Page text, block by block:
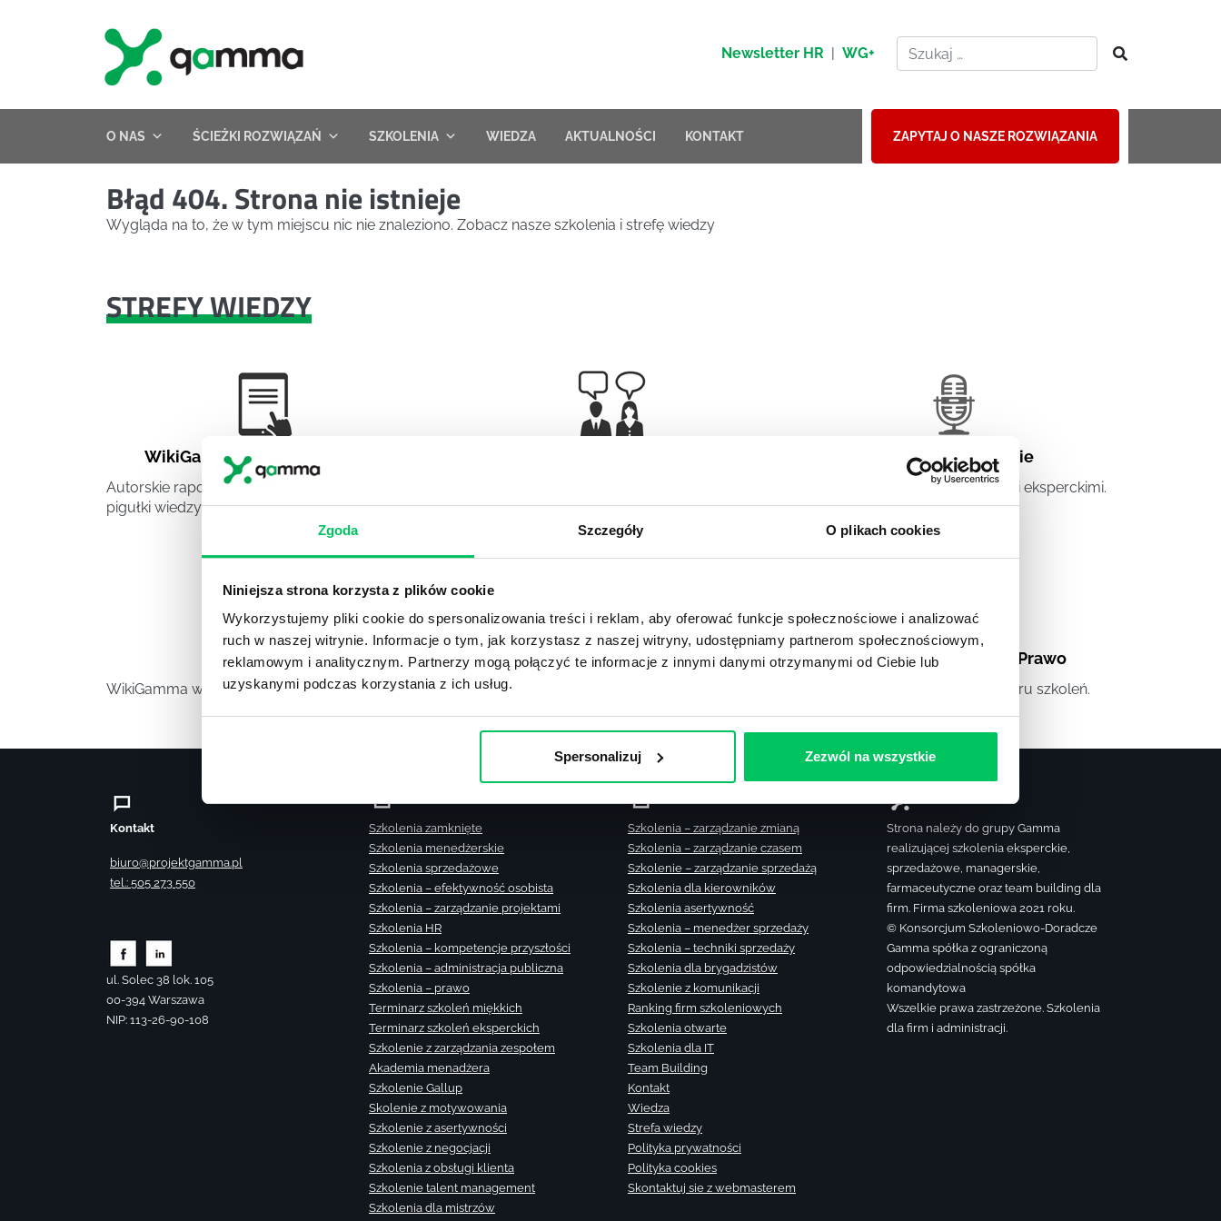
Zgoda Szczegóły O plikach cookies
Niniejsza strona korzysta z plików cookie
Wykorzystujemy pliki cookie do spersonalizowania treści i reklam, aby oferować funkcje społecznościowe i analizować
ruch w naszej witrynie. Informacje o tym, jak korzystasz z naszej witryny, udostępniamy partnerom społecznościowym,
reklamowym i analitycznym. Partnerzy mogą połączyć te informacje z innymi danymi otrzymanymi od Ciebie lub
uzyskanymi podczas korzystania z ich usług.
Spersonalizuj Zezwól na wszystkie
Newsletter HR | WG+
O NAS ŚCIEŻKI ROZWIĄZAŃ SZKOLENIA WIEDZA AKTUALNOŚCI KONTAKT ZAPYTAJ O NASZE ROZWIĄZANIA
Błąd 404. Strona nie istnieje
Wygląda na to, że w tym miejscu nic nie znaleziono. Zobacz nasze szkolenia i strefę wiedzy
STREFY WIEDZY
WikiGamma ,Delegowanie
Autorskie raporty, wartościowy know-how,
pigułki wiedzy.
obszaru HR.
Artykuły eksperckie
Artykuły związane ze szkoleniami eksperckimi.
Video
WikiGamma w formacie video.
Recenzje ,Stanowiska pracy
Recenzje książek, lista najpopularniejszych
Artykuły, Artykuły cd. Prawo
Standardowe informacje z obszaru szkoleń.
Kontakt
biuro@projektgamma.pl
tel.: 505 273 550
ul. Solec 38 lok. 105
00-394 Warszawa
NIP: 113-26-90-108
Szkolenia zamknięte
Szkolenia menedżerskie
Szkolenia sprzedażowe
Szkolenia – efektywność osobista
Szkolenia – zarządzanie projektami
Szkolenia HR
Szkolenia – kompetencje przyszłości
Szkolenia – administracja publiczna
Szkolenia – prawo
Terminarz szkoleń miękkich
Terminarz szkoleń eksperckich
Szkolenie z zarządzania zespołem
Akademia menadżera
Szkolenie Gallup
Skolenie z motywowania
Szkolenie z asertywności
Szkolenie z negocjacji
Szkolenia z obsługi klienta
Szkolenie talent management
Szkolenia dla mistrzów
Szkolenia – zarządzanie zmianą
Szkolenia – zarządzanie czasem
Szkolenie – zarządzanie sprzedażą
Szkolenia dla kierowników
Szkolenia asertywność
Szkolenia – menedżer sprzedaży
Szkolenia – techniki sprzedaży
Szkolenia dla brygadzistów
Szkolenie z komunikacji
Ranking firm szkoleniowych
Szkolenia otwarte
Szkolenia dla IT
Team Building
Kontakt
Wiedza
Strefa wiedzy
Polityka prywatności
Polityka cookies
Skontaktuj sie z webmasterem
Strona należy do grupy Gamma
realizującej szkolenia eksperckie,
sprzedażowe, managerskie,
farmaceutyczne oraz team building dla
firm. Firma szkoleniowa 2021 roku.
© Konsorcjum Szkoleniowo-Doradcze
Gamma spółka z ograniczoną
odpowiedzialnością spółka
komandytowa
Wszelkie prawa zastrzeżone. Szkolenia
dla firm i administracji.